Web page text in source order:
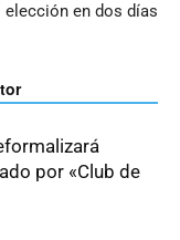
elección en dos días
por «Club de